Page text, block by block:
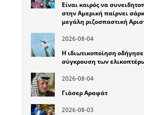
Είναι καιρός να
στην Αμερική παίρνει
μεγάλη ριζοσπαστική
2026-08-04
Η ιδιωτικοποίηση
σύγκρουση των
2026-08-04
Γιάσερ Αραφάτ
2026-08-03